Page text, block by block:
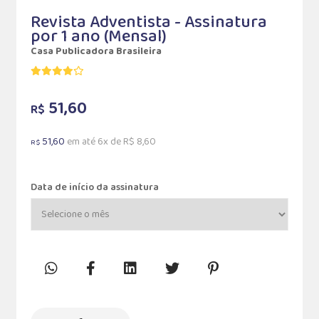
Revista Adventista - Assinatura
por 1 ano (Mensal)
Casa Publicadora Brasileira
R$ 51,60
R$ 51,60 em até 6x de R$ 8,60
Data de início da assinatura